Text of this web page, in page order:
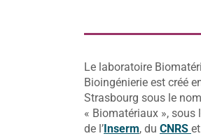
Le laboratoire
Bioingénierie est créé
Strasbourg sous le nom
« Biomatériaux », sous
de l’Inserm, du CNRS